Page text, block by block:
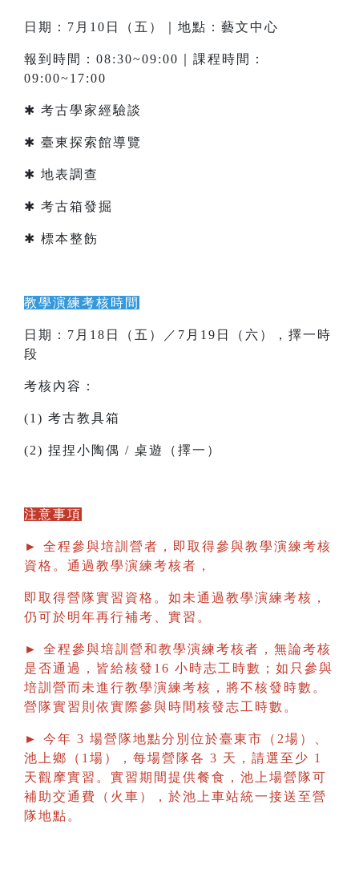
日期：7月10日（五）｜地點：藝文中心
報到時間：08:30~09:00｜課程時間：
09:00~17:00
✱ 考古學家經驗談
✱ 臺東探索館導覽
✱ 地表調查
✱ 考古箱發掘
✱ 標本整飭
教學演練考核時間
日期：7月18日（五）／7月19日（六），擇一時
段
考核內容：
(1) 考古教具箱
(2) 捏捏小陶偶 / 桌遊（擇一）
注意事項
► 全程參與培訓營者，即取得參與教學演練考核
資格。通過教學演練考核者，
即取得營隊實習資格。如未通過教學演練考核，
仍可於明年再行補考、實習。
► 全程參與培訓營和教學演練考核者，無論考核
是否通過，皆給核發16 小時志工時數；如只參與
培訓營而未進行教學演練考核，將不核發時數。
營隊實習則依實際參與時間核發志工時數。
► 今年 3 場營隊地點分別位於臺東市（2場）、
池上鄉（1場），每場營隊各 3 天，請選至少 1
天觀摩實習。實習期間提供餐食，池上場營隊可
補助交通費（火車），於池上車站統一接送至營
隊地點。